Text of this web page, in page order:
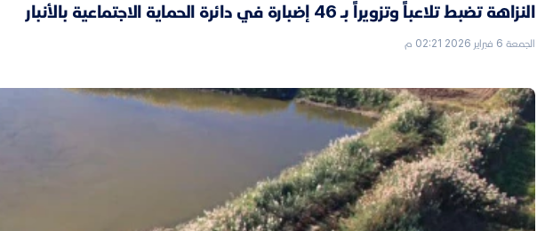
النزاهة تضبط تلاعباً وتزويراً بـ 46 إضبارة في دائرة الحماية الاجتماعية بالأنبار
الجمعة 6 فبراير 2026 02:21 م